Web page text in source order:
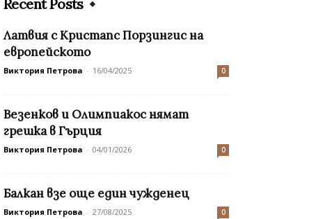
Recent Posts
Латвия с Кристапс Порзингис на
европейското
Виктория Петрова - 16/04/2025 0
Везенков и Олимпиакос нямат
грешка в Гърция
Виктория Петрова - 04/01/2026 0
Балкан взе още един чужденец
Виктория Петрова - 27/08/2025 0